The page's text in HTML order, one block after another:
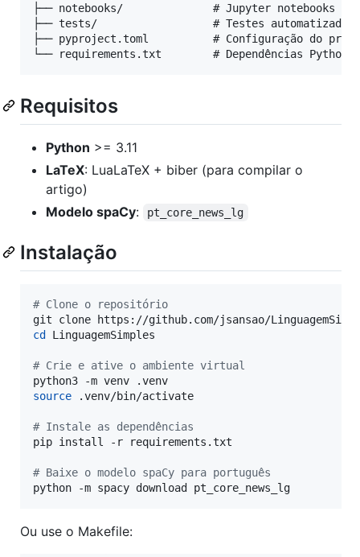
├── notebooks/              # Jupyter notebooks
├── tests/                  # Testes automatizados
├── pyproject.toml          # Configuração do
Requisitos
Python >= 3.11
LaTeX: LuaLaTeX + biber (para compilar o
artigo)
Modelo spaCy: pt_core_news_lg
Instalação
# Clone o repositório
cd LinguagemSimples
# Crie e ative o ambiente virtual
source .venv/bin/activate
# Instale as dependências
pip install -r requirements.txt
# Baixe o modelo spaCy para português
python -m spacy download pt_core_news_lg
Ou use o Makefile: